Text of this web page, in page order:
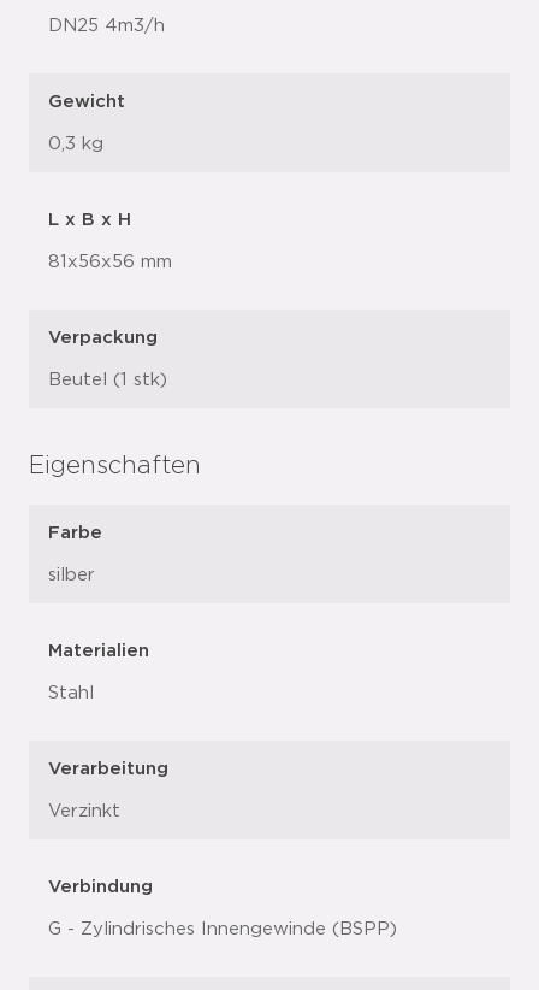
DN25 4m3/h
Gewicht
0,3 kg
L x B x H
81x56x56 mm
Verpackung
Beutel (1 stk)
Eigenschaften
Farbe
silber
Materialien
Stahl
Verarbeitung
Verzinkt
Verbindung
G - Zylindrisches Innengewinde (BSPP)